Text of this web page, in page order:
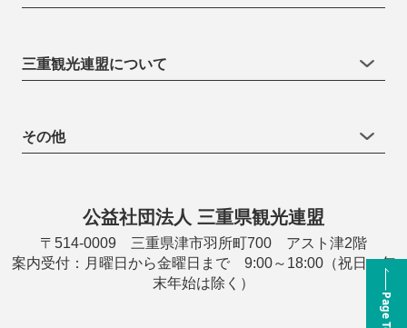
Page Top
三重観光連盟について
その他
公益社団法人 三重県観光連盟
〒514-0009 三重県津市羽所町700 アスト津2階
案内受付：月曜日から金曜日まで 9:00～18:00（祝日・年
末年始は除く）